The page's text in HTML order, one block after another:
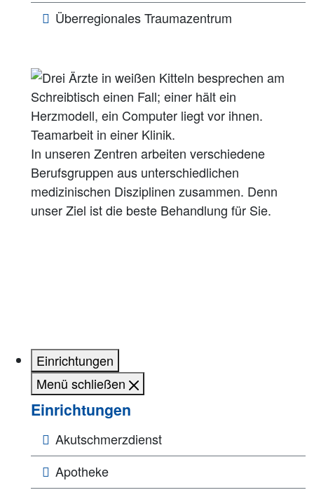
Überregionales Traumazentrum
In unseren Zentren arbeiten verschiedene
Berufsgruppen aus unterschiedlichen
medizinischen Disziplinen zusammen. Denn
unser Ziel ist die beste Behandlung für Sie.
Einrichtungen
Menü schließen
Einrichtungen
Akutschmerzdienst
Apotheke